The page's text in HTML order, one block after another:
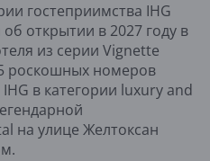
гостеприимства IHG
открытии в 2027 году в
из серии Vignette
роскошных номеров
в категории luxury and
на улице Желтоксан